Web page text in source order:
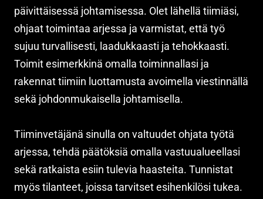
päivittäisessä johtamisessa. Olet lähellä tiimiäsi,
ohjaat toimintaa arjessa ja varmistat, että työ
sujuu turvallisesti, laadukkaasti ja tehokkaasti.
Toimit esimerkkinä omalla toiminnallasi ja
rakennat tiimiin luottamusta avoimella viestinnällä
sekä johdonmukaisella johtamisella.
Tiiminvetäjänä sinulla on valtuudet ohjata työtä
arjessa, tehdä päätöksiä omalla vastuualueellasi
sekä ratkaista esiin tulevia haasteita. Tunnistat
myös tilanteet, joissa tarvitset esihenkilösi tukea.